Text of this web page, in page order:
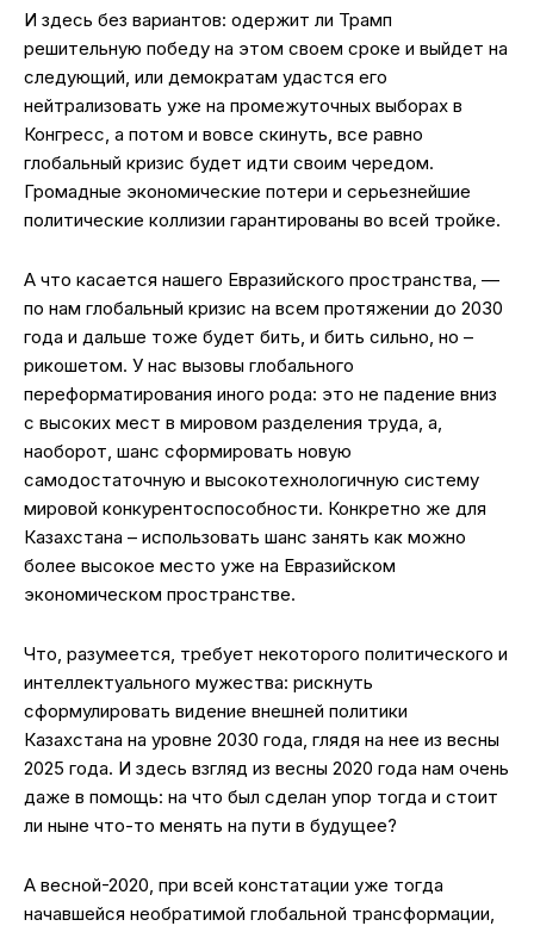
И здесь без вариантов: одержит ли Трамп
решительную победу на этом своем сроке и выйдет на
следующий, или демократам удастся его
нейтрализовать уже на промежуточных выборах в
Конгресс, а потом и вовсе скинуть, все равно
глобальный кризис будет идти своим чередом.
Громадные экономические потери и серьезнейшие
политические коллизии гарантированы во всей тройке.
А что касается нашего Евразийского пространства, —
по нам глобальный кризис на всем протяжении до 2030
года и дальше тоже будет бить, и бить сильно, но –
рикошетом. У нас вызовы глобального
переформатирования иного рода: это не падение вниз
с высоких мест в мировом разделения труда, а,
наоборот, шанс сформировать новую
самодостаточную и высокотехнологичную систему
мировой конкурентоспособности. Конкретно же для
Казахстана – использовать шанс занять как можно
более высокое место уже на Евразийском
экономическом пространстве.
Что, разумеется, требует некоторого политического и
интеллектуального мужества: рискнуть
сформулировать видение внешней политики
Казахстана на уровне 2030 года, глядя на нее из весны
2025 года. И здесь взгляд из весны 2020 года нам очень
даже в помощь: на что был сделан упор тогда и стоит
ли ныне что-то менять на пути в будущее?
А весной-2020, при всей констатации уже тогда
начавшейся необратимой глобальной трансформации,